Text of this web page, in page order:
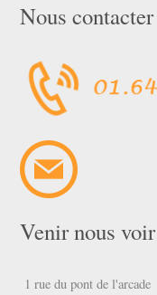
Nous contacter
Venir nous voir
1 rue du pont de l'arcade